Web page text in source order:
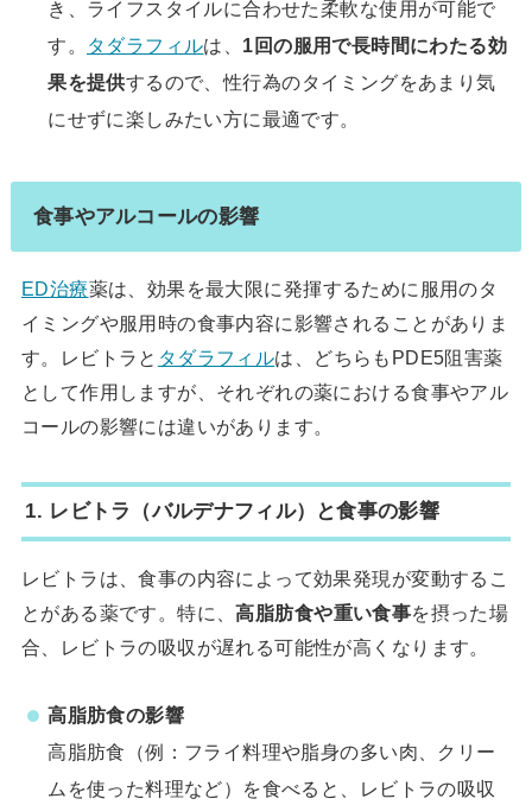
き、ライフスタイルに合わせた柔軟な使用が可能で
す。
タダラフィルは、 1回の服用で長時間にわたる効
果を提供するので、性行為のタイミングをあまり気
にせずに楽しみたい方に最適です。
食事やアルコールの影響
ED治療薬は、効果を最大限に発揮するために服用のタ
イミングや服用時の食事内容に影響されることがありま
す。レビトラと タダラフィルは、どちらもPDE5阻害薬
として作用しますが、それぞれの薬における食事やアル
コールの影響には違いがあります。
1. レビトラ（バルデナフィル）と食事の影響
レビトラは、食事の内容によって効果発現が変動するこ
とがある薬です。特に、高脂肪食や重い食事を摂った場
合、レビトラの吸収が遅れる可能性が高くなります。
高脂肪食の影響
高脂肪食（例：フライ料理や脂身の多い肉、クリー
ムを使った料理など）を食べると、レビトラの吸収